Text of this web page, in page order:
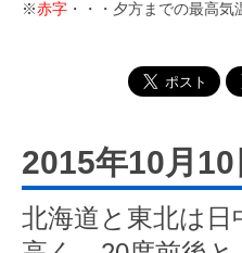
※赤字 ・・・夕方までの最高気
2015年10月
北海道と東北は